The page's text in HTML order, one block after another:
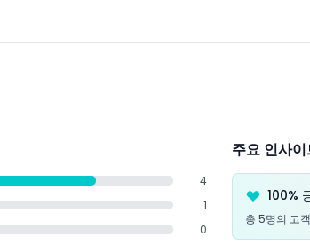
4
1
0
주요 인사
100%
총 5명의 고